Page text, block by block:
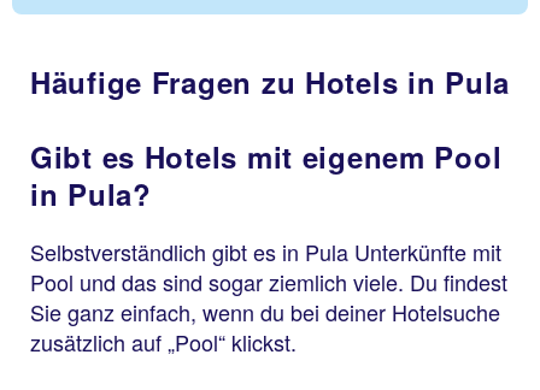
Häufige Fragen zu Hotels in Pula
Gibt es Hotels mit eigenem Pool
in Pula?
Selbstverständlich gibt es in Pula Unterkünfte mit
Pool und das sind sogar ziemlich viele. Du findest
Sie ganz einfach, wenn du bei deiner Hotelsuche
zusätzlich auf „Pool“ klickst.